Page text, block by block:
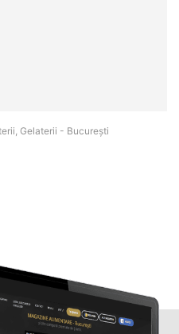
Gelaterii - Bucureşti